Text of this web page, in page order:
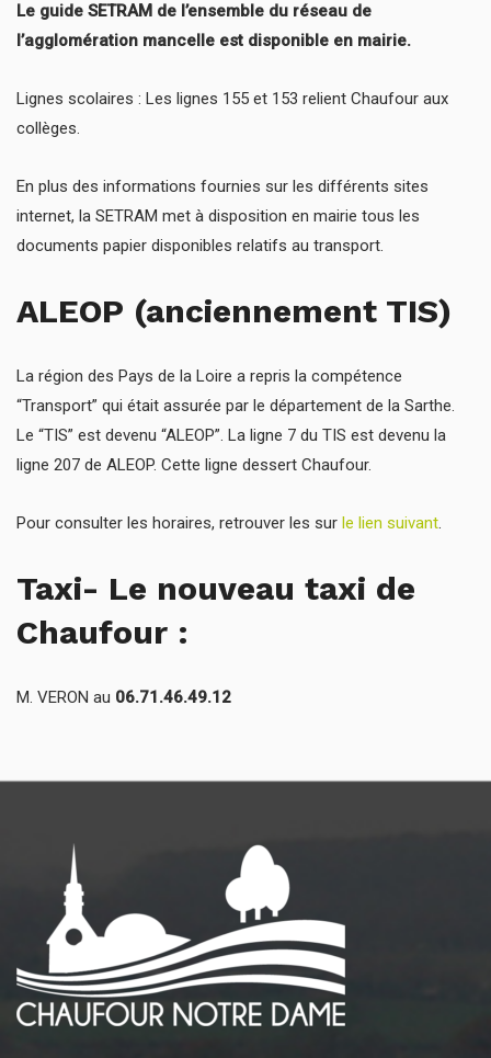
Le guide SETRAM de l’ensemble du réseau de
l’agglomération mancelle est disponible en mairie.
Lignes scolaires : Les lignes 155 et 153 relient Chaufour aux
collèges.
En plus des informations fournies sur les différents sites
internet, la SETRAM met à disposition en mairie tous les
documents papier disponibles relatifs au transport.
ALEOP (anciennement TIS)
La région des Pays de la Loire a repris la compétence
“Transport” qui était assurée par le département de la Sarthe.
Le “TIS” est devenu “ALEOP”. La ligne 7 du TIS est devenu la
ligne 207 de ALEOP. Cette ligne dessert Chaufour.
Pour consulter les horaires, retrouver les sur le lien suivant.
Taxi- Le nouveau taxi de
Chaufour :
M. VERON au 06.71.46.49.12